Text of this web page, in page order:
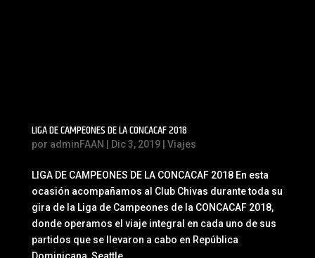
LIGA DE CAMPEONES DE LA CONCACAF 2018
por adminFAAN Dic 3, 2019| Viajes
LIGA DE CAMPEONES DE LA CONCACAF 2018 En esta
ocasión acompañamos al Club Chivas durante toda su
gira de la Liga de Campeones de la CONCACAF 2018,
donde operamos el viaje integral en cada uno de sus
partidos que se llevaron a cabo en República
Dominicana, Seattle,...